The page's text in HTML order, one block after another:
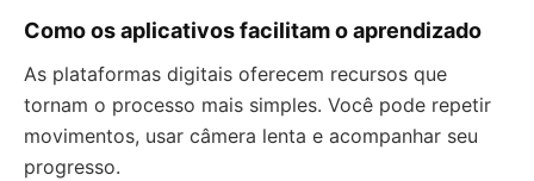
Como os aplicativos facilitam o aprendizado
As plataformas digitais oferecem recursos que
tornam o processo mais simples. Você pode repetir
movimentos, usar câmera lenta e acompanhar seu
progresso.